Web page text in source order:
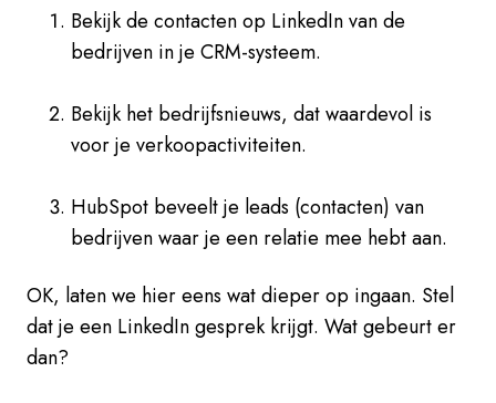
Bekijk de contacten op LinkedIn van de
bedrijven in je CRM-systeem.
Bekijk het bedrijfsnieuws, dat waardevol is
voor je verkoopactiviteiten.
HubSpot beveelt je leads (contacten) van
bedrijven waar je een relatie mee hebt aan.
OK, laten we hier eens wat dieper op ingaan. Stel
dat je een LinkedIn gesprek krijgt. Wat gebeurt er
dan?